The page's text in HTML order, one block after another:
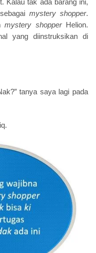
Kalau tak ada barang ini,
mystery shopper.
mystery shopper Helion.
yang diinstruksikan di
tanya saya lagi pada